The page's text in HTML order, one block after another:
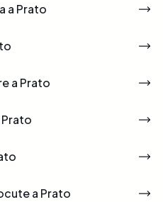
a Prato
a Prato
a Prato